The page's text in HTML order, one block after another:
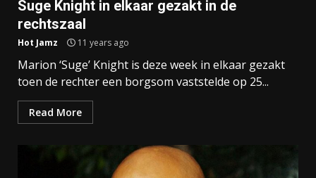
Suge Knight in elkaar gezakt in de
rechtszaal
Hot Jamz 11 years ago
Marion ‘Suge’ Knight is deze week in elkaar gezakt
toen de rechter een borgsom vaststelde op 25...
Read More